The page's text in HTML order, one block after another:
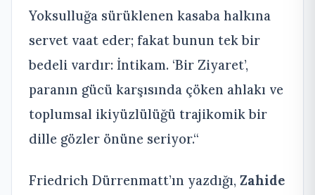
Yoksulluğa sürüklenen kasaba halkına
servet vaat eder; fakat bunun tek bir
bedeli vardır: İntikam. ‘Bir Ziyaret’,
paranın gücü karşısında çöken ahlakı ve
toplumsal ikiyüzlülüğü trajikomik bir
dille gözler önüne seriyor.“
Friedrich Dürrenmatt’ın yazdığı, Zahide